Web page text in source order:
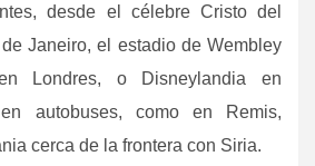
desde el célebre Cristo del
Janeiro, el estadio de Wembley
Londres, o Disneylandia en
autobuses, como en Remis,
cerca de la frontera con Siria.